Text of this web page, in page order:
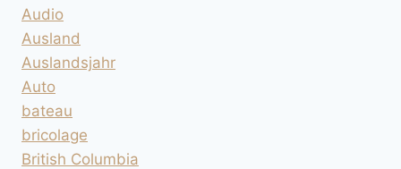
Audio
Ausland
Auslandsjahr
Auto
bateau
bricolage
British Columbia